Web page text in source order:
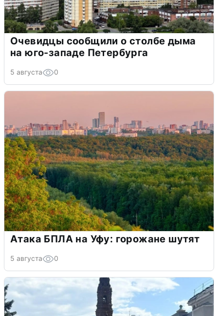
Очевидцы сообщили о столбе дыма
на юго-западе Петербурга
5 августа 0
Атака БПЛА на Уфу: горожане шутят
5 августа 0